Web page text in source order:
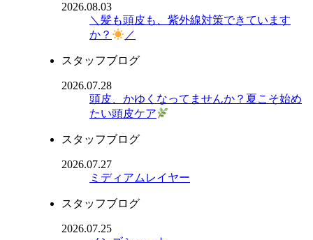
2026.08.03
＼髪も頭皮も、紫外線対策できています
か？
／
スタッフブログ
2026.07.28
頭皮、かゆくなってませんか？夏こそ始め
たい頭皮ケア
スタッフブログ
2026.07.27
ミディアムレイヤー
スタッフブログ
2026.07.25